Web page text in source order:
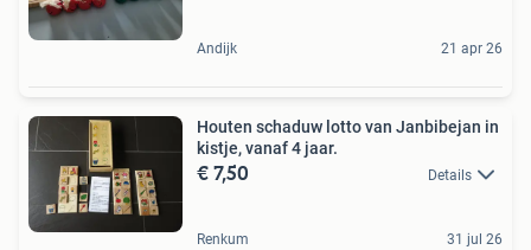
Andijk 21 apr 26
Houten schaduw lotto van Janbibejan in
kistje, vanaf 4 jaar.
€ 7,50 Details
Renkum 31 jul 26